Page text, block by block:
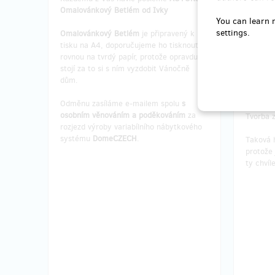
You can learn
settings.
Omalovánkový Betlém od Ivky
Omalovánkový Betlém je připravený k
tisku na A4, doporučujeme ho tisknout
rovnou na tvrdý papír, protože opravdu
stojí za to si s ním vyzdobit Vánočně
dům.
Odměnu zasíláme e-mailem spolu s
osobním věnováním a poděkováním za
rozjezd výroby variabílního nábytkového
systému DomeCZECH.
Tvorba
Taková
protože
ty